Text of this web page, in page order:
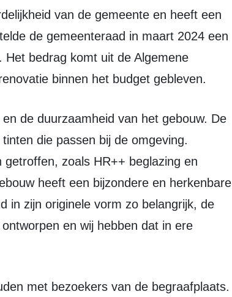
de gemeenteraad in maart 2024 een
Het bedrag komt uit de Algemene
binnen het budget gebleven.
die passen bij de omgeving.
zoals HR++ beglazing en
heeft een bijzondere en herkenbare
in zijn originele vorm zo belangrijk, de
en wij hebben dat in ere